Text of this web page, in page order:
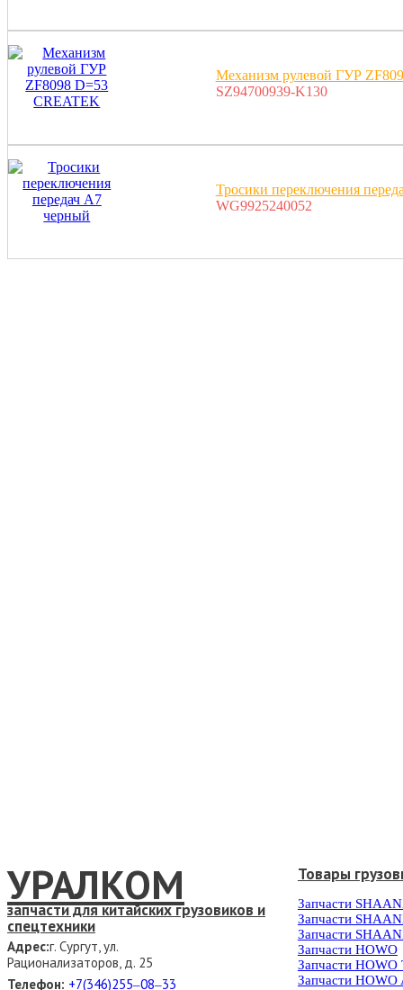
Механизм рулевой ГУР
SZ94700939-K130
Тросики переключения
WG9925240052
УРАЛКОМ
запчасти для китайских грузовиков и
спецтехники
Адрес:г. Сургут, ул.
Рационализаторов, д. 25
Телефон: +7(346)255‒08‒33
Товары
Запчасти
Запчасти
Запчасти
Запчасти HOWO
Запчасти HOWO
Запчасти HOWO